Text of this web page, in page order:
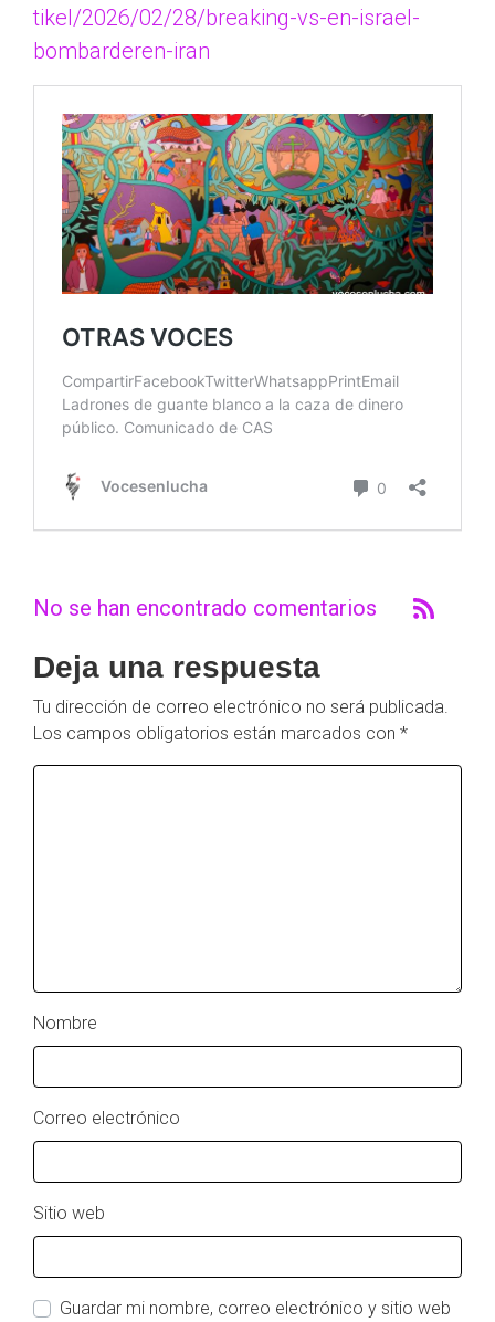
tikel/2026/02/28/breaking-vs-en-israel-
bombarderen-iran
No se han encontrado comentarios
Deja una respuesta
Tu dirección de correo electrónico no será publicada.
Los campos obligatorios están marcados con *
Nombre
Correo electrónico
Sitio web
Guardar mi nombre, correo electrónico y sitio web